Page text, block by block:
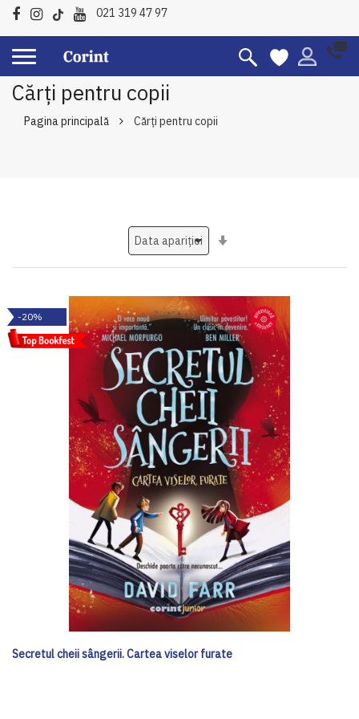
021 319 47 97
Cărți pentru copii
Pagina principală Cărți pentru copii
-20%
Secretul cheii sângerii. Cartea viselor furate